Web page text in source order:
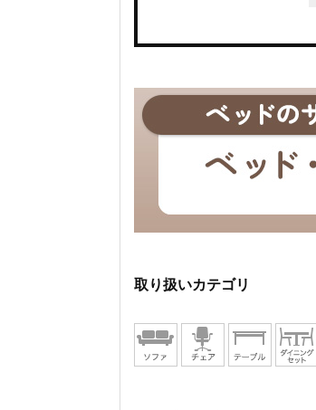
取り扱いカテゴリ